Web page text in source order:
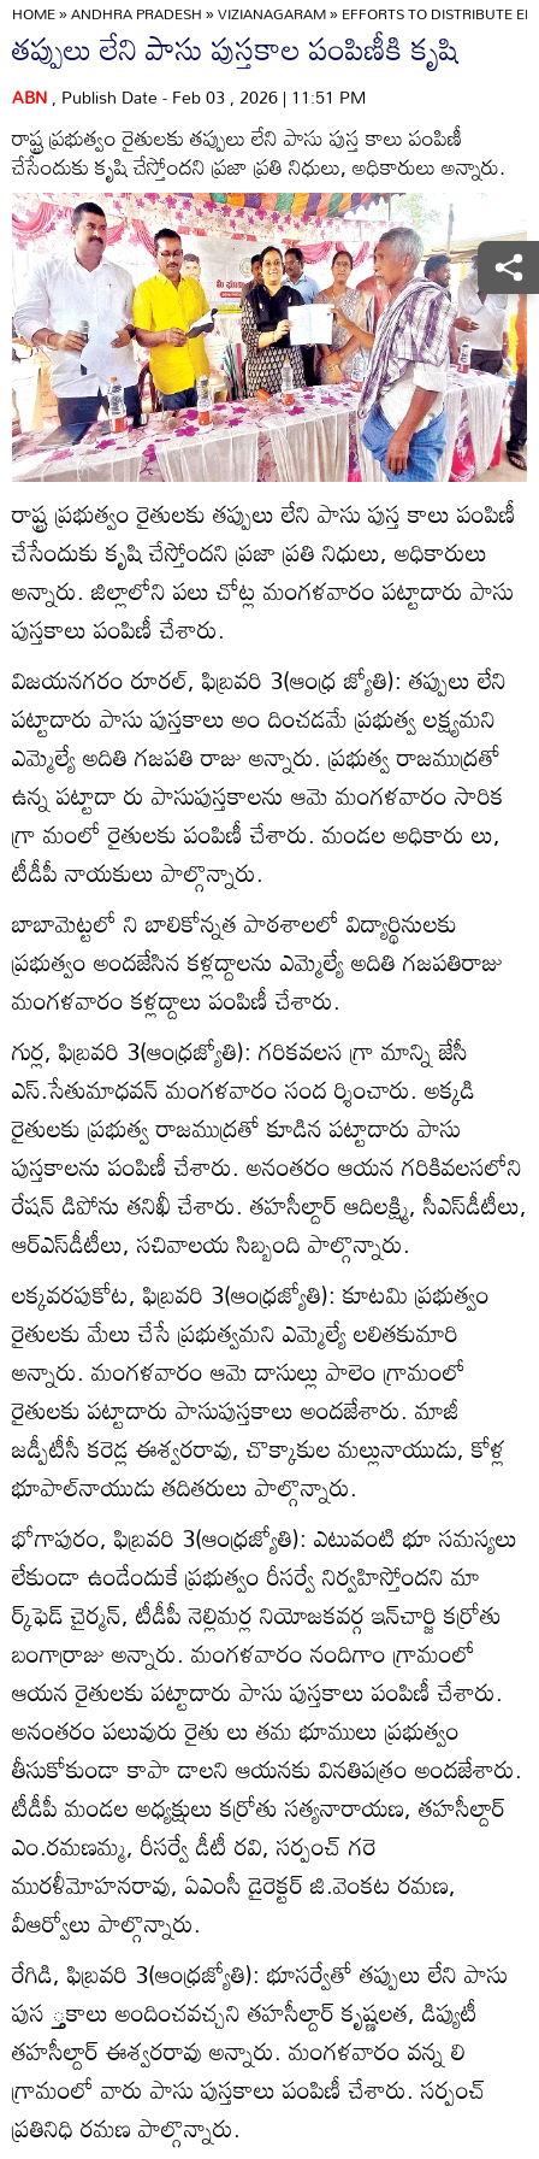
HOME»ANDHRA PRADESH»VIZIANAGARAM»EFFORTS TO DISTRIBUTE
తప్పులు లేని పాసు పుస్తకాల పంపిణీకి కృషి
ABN, Publish Date - Feb 03 , 2026 | 11:51 PM
రాష్ట్ర ప్రభుత్వం రైతులకు తప్పులు లేని పాసు పుస్త కాలు పంపిణీ
చేసేందుకు కృషి చేస్తోందని ప్రజా ప్రతి నిధులు, అధికారులు అన్నారు.
రాష్ట్ర ప్రభుత్వం రైతులకు తప్పులు లేని పాసు పుస్త కాలు పంపిణీ
చేసేందుకు కృషి చేస్తోందని ప్రజా ప్రతి నిధులు, అధికారులు
అన్నారు. జిల్లాలోని పలు చోట్ల మంగళవారం పట్టాదారు పాసు
పుస్తకాలు పంపిణీ చేశారు.
విజయనగరం రూరల్‌, ఫిబ్రవరి 3(ఆంధ్ర జ్యోతి): తప్పులు లేని
పట్టాదారు పాసు పుస్తకాలు అం దించడమే ప్రభుత్వ లక్ష్యమని
ఎమ్మెల్యే అదితి గజపతి రాజు అన్నారు. ప్రభుత్వ రాజముద్రతో
ఉన్న పట్టాదా రు పాసుపుస్తకాలను ఆమె మంగళవారం సారిక
గ్రా మంలో రైతులకు పంపిణీ చేశారు. మండల అధికారు లు,
టీడీపీ నాయకులు పాల్గొన్నారు.
బాబామెట్టలో ని బాలికోన్నత పాఠశాలలో విద్యార్థినులకు
ప్రభుత్వం అందజేసిన కళ్లద్దాలను ఎమ్మెల్యే అదితి గజపతిరాజు
మంగళవారం కళ్లద్దాలు పంపిణీ చేశారు.
గుర్ల, ఫిబ్రవరి 3(ఆంధ్రజ్యోతి): గరికవలస గ్రా మాన్ని జేసీ
ఎస్‌.సేతుమాధవన్‌ మంగళవారం సంద ర్శించారు. అక్కడి
రైతులకు ప్రభుత్వ రాజముద్రతో కూడిన పట్టాదారు పాసు
పుస్తకాలను పంపిణీ చేశారు. అనంతరం ఆయన గరికివలసలోని
రేషన్‌ డిపోను తనిఖీ చేశారు. తహసీల్దార్‌ ఆదిలక్ష్మి, సీఎస్‌డీటీలు,
ఆర్‌ఎస్‌డీటీలు, సచివాలయ సిబ్బంది పాల్గొన్నారు.
లక్కవరపుకోట, ఫిబ్రవరి 3(ఆంధ్రజ్యోతి): కూటమి ప్రభుత్వం
రైతులకు మేలు చేసే ప్రభుత్వమని ఎమ్మెల్యే లలితకుమారి
అన్నారు. మంగళవారం ఆమె దాసుల్లు పాలెం గ్రామంలో
రైతులకు పట్టాదారు పాసుపుస్తకాలు అందజేశారు. మాజీ
జడ్పీటీసీ కరెడ్ల ఈశ్వరరావు, చొక్కాకుల మల్లునాయుడు, కోళ్ల
భూపాల్‌నాయుడు తదితరులు పాల్గొన్నారు.
భోగాపురం, ఫిబ్రవరి 3(ఆంధ్రజ్యోతి): ఎటువంటి భూ సమస్యలు
లేకుండా ఉండేందుకే ప్రభుత్వం రీసర్వే నిర్వహిస్తోందని మా
ర్క్‌ఫెడ్‌ చైర్మన్‌, టీడీపీ నెల్లిమర్ల నియోజకవర్గ ఇన్‌చార్జి కర్రోతు
బంగార్రాజు అన్నారు. మంగళవారం నందిగాం గ్రామంలో
ఆయన రైతులకు పట్టాదారు పాసు పుస్తకాలు పంపిణీ చేశారు.
అనంతరం పలువురు రైతు లు తమ భూములు ప్రభుత్వం
తీసుకోకుండా కాపా డాలని ఆయనకు వినతిపత్రం అందజేశారు.
టీడీపీ మండల అధ్యక్షులు కర్రోతు సత్యనారాయణ, తహసీల్దార్‌
ఎం.రమణమ్మ, రీసర్వే డీటీ రవి, సర్పంచ్‌ గరె
మురళీమోహనరావు, ఏఎంసీ డైరెక్టర్‌ జి.వెంకట రమణ,
వీఆర్వోలు పాల్గొన్నారు.
రేగిడి, ఫిబ్రవరి 3(ఆంధ్రజ్యోతి): భూసర్వేతో తప్పులు లేని పాసు
పుస ్తకాలు అందించవచ్చని తహసీల్దార్‌ కృష్ణలత, డిప్యుటీ
తహసీల్దార్‌ ఈశ్వరరావు అన్నారు. మంగళవారం వన్న లి
గ్రామంలో వారు పాసు పుస్తకాలు పంపిణీ చేశారు. సర్పంచ్‌
ప్రతినిధి రమణ పాల్గొన్నారు.